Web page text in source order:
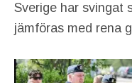
Sverige har svingat
jämföras med rena